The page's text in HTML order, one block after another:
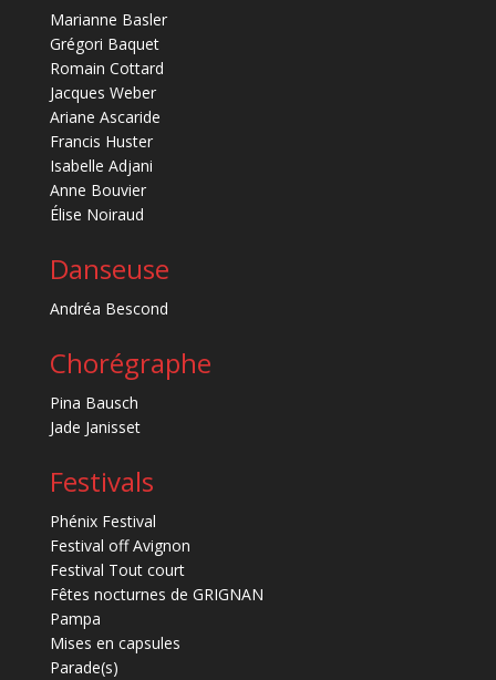
Marianne Basler
Grégori Baquet
Romain Cottard
Jacques Weber
Ariane Ascaride
Francis Huster
Isabelle Adjani
Anne Bouvier
Élise Noiraud
Danseuse
Andréa Bescond
Chorégraphe
Pina Bausch
Jade Janisset
Festivals
Phénix Festival
Festival off Avignon
Festival Tout court
Fêtes nocturnes de GRIGNAN
Pampa
Mises en capsules
Parade(s)